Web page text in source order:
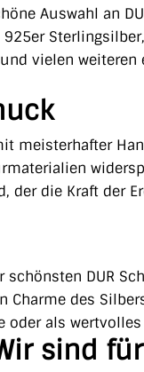
Auswahl an
925er
vielen weiteren
meisterhafter
der die Kraft der
schönsten DUR
Charme des
als wertvolles
sind